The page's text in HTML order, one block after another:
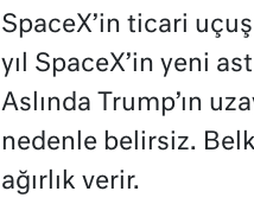
SpaceX’in ticari
yıl SpaceX’in yeni
Aslında Trump’ın
nedenle belirsiz.
ağırlık verir.